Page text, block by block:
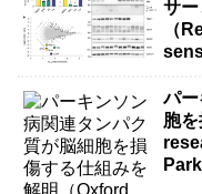
サ
（
パ
胞